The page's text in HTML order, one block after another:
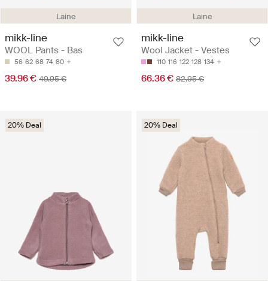
Laine
mikk-line
WOOL Pants - Bas
56 62 68 74 80
39.96 € 49.95 €
Laine
mikk-line
Wool Jacket - Vestes
110 116 122 128 134
66.36 € 82.95 €
20% Deal 20% Deal